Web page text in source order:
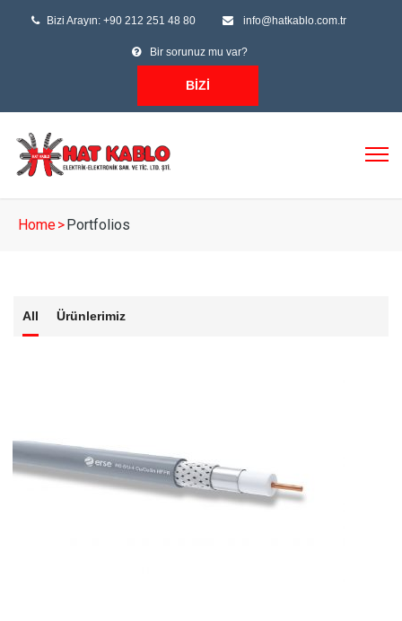
Bizi Arayın: +90 212 251 48 80 info@hatkablo.com.tr
Bir sorunuz mu var?
BIZI
Home>Portfolios
All Ürünlerimiz